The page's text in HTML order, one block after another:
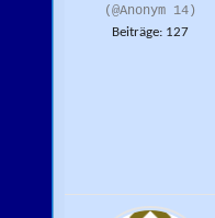
(@Anonym 14)
Beiträge: 127